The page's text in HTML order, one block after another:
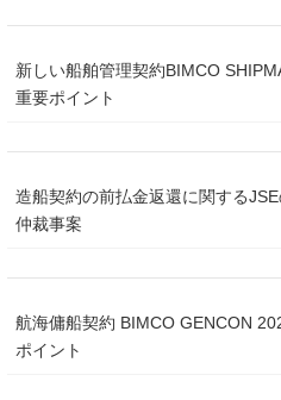
新しい船舶管理契約BIMCO
重要ポイント
造船契約の前払金返還に関する
仲裁事案
航海傭船契約 BIMCO GENCON
ポイント